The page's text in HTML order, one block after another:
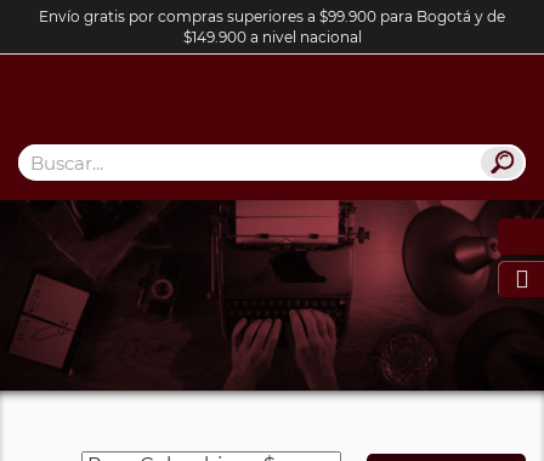
Envío gratis por compras superiores a $99.900 para Bogotá y de
$149.900 a nivel nacional
